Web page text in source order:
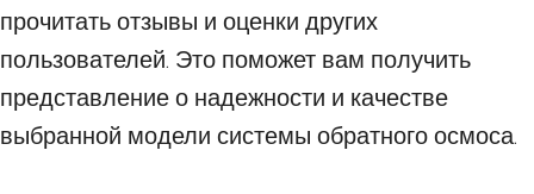
прочитать отзывы и оценки других
пользователей. Это поможет вам получить
представление о надежности и качестве
выбранной модели системы обратного осмоса.